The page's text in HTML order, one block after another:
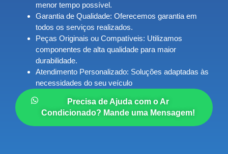
menor tempo possível.
Garantia de Qualidade: Oferecemos garantia em
todos os serviços realizados.
Peças Originais ou Compatíveis: Utilizamos
componentes de alta qualidade para maior
durabilidade.
Atendimento Personalizado: Soluções adaptadas às
necessidades do seu veículo
Precisa de Ajuda com o Ar
Condicionado? Mande uma Mensagem!